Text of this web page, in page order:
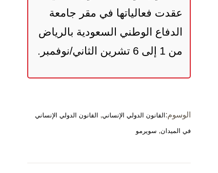
عقدت فعالياتها في مقر جامعة
الدفاع الوطني السعودية بالرياض
من 1 إلى 6 تشرين الثاني/نوفمبر.
الوسوم: القانون الدولي الإنساني, القانون الدولي الإنساني
في الميدان, سويرمو